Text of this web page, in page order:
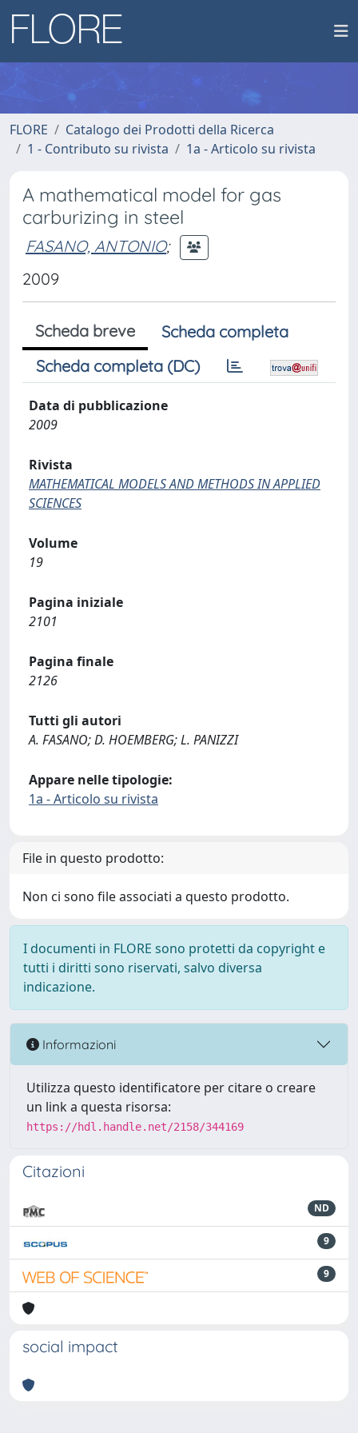
FLORE
Catalogo dei Prodotti della Ricerca
1 - Contributo su rivista
1a - Articolo su rivista
A mathematical model for gas
carburizing in steel
FASANO, ANTONIO;
2009
Scheda breve
Scheda completa
Scheda completa (DC)
Data di pubblicazione
2009
Rivista
MATHEMATICAL MODELS AND METHODS IN APPLIED
SCIENCES
Volume
19
Pagina iniziale
2101
Pagina finale
2126
Tutti gli autori
A. FASANO; D. HOEMBERG; L. PANIZZI
Appare nelle tipologie:
1a - Articolo su rivista
File in questo prodotto:
Non ci sono file associati a questo prodotto.
I documenti in FLORE sono protetti da copyright e
tutti i diritti sono riservati, salvo diversa
indicazione.
Informazioni
Utilizza questo identificatore per citare o creare
un link a questa risorsa:
https://hdl.handle.net/2158/344169
Citazioni
ND
9
9
social impact